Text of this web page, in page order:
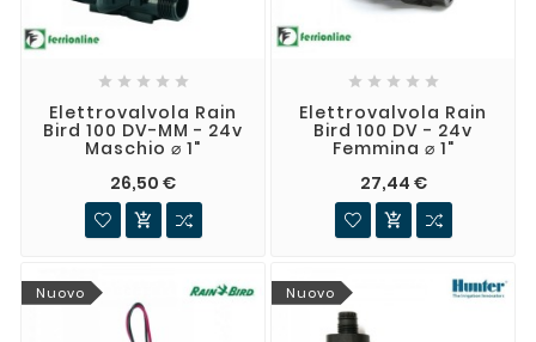
    
Elettrovalvola Rain
Bird 100 DV-MM - 24v
Maschio ⌀ 1"
26,50 €

    
Elettrovalvola Rain
Bird 100 DV - 24v
Femmina ⌀ 1"
27,44 €

Nuovo Nuovo